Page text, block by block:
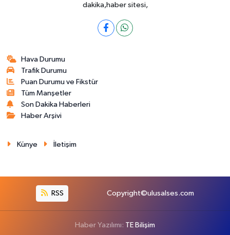
dakika,haber sitesi,
Hava Durumu
Trafik Durumu
Puan Durumu ve Fikstür
Tüm Manşetler
Son Dakika Haberleri
Haber Arşivi
Künye İletişim
RSS Copyright©ulusalses.com
Haber Yazılımı: TE Bilişim